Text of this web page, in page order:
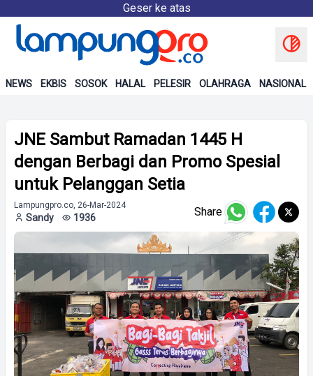
Geser ke atas
NEWS EKBIS SOSOK HALAL PELESIR OLAHRAGA NASIONAL
JNE Sambut Ramadan 1445 H
dengan Berbagi dan Promo Spesial
untuk Pelanggan Setia
Lampungpro.co, 26-Mar-2024
Sandy 1936 Share